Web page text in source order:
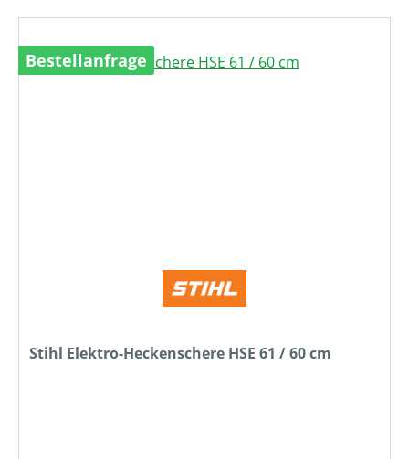
Bestellanfrage
Stihl Elektro-Heckenschere HSE 61 / 60 cm